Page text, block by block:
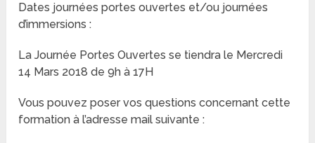
Dates journées portes ouvertes et/ou journées
d’immersions :
La Journée Portes Ouvertes se tiendra le Mercredi
14 Mars 2018 de 9h à 17H
Vous pouvez poser vos questions concernant cette
formation à l’adresse mail suivante :